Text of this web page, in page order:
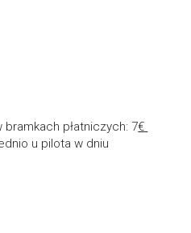
płatniczych: 7€
u pilota w dniu